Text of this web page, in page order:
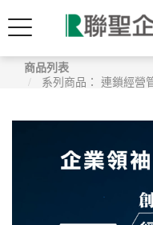
Toggle
navigation
商品列表
系列商品： 連鎖經營